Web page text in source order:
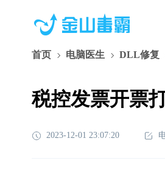
首页 电脑医生 DLL修复
税控发票开票
2023-12-01 23:07:20